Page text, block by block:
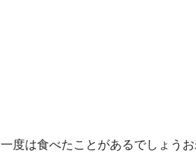
一度は食べたことがあるでしょう